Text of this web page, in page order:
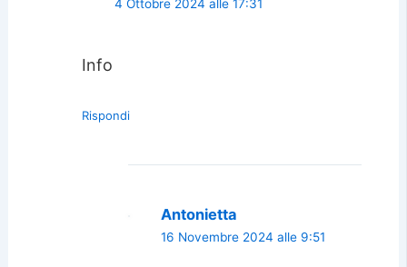
4 Ottobre 2024 alle 17:31
Info
Rispondi
Antonietta
16 Novembre 2024 alle 9:51